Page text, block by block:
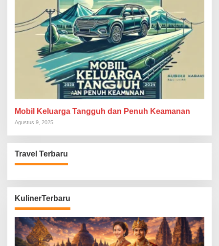
Mobil Keluarga Tangguh dan Penuh Keamanan
Agustus 9, 2025
Travel Terbaru
KulinerTerbaru